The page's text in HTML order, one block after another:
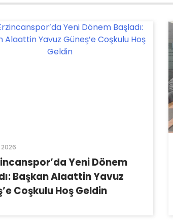
Yeni Dönem
Başkan Alaattin Yavuz
Coşkulu Hoş Geldin